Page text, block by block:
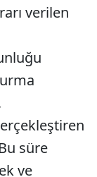
verilen
süre
ve